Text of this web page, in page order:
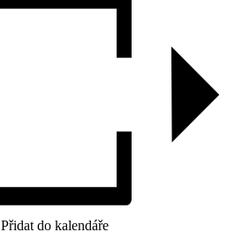
Přidat do kalendáře